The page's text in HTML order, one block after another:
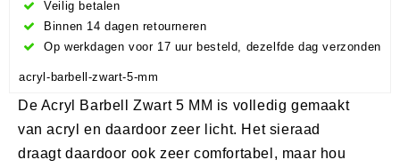
Veilig betalen
Binnen 14 dagen retourneren
Op werkdagen voor 17 uur besteld, dezelfde dag verzonden
acryl-barbell-zwart-5-mm
De Acryl Barbell Zwart 5 MM is volledig gemaakt
van acryl en daardoor zeer licht. Het sieraad
draagt daardoor ook zeer comfortabel, maar hou